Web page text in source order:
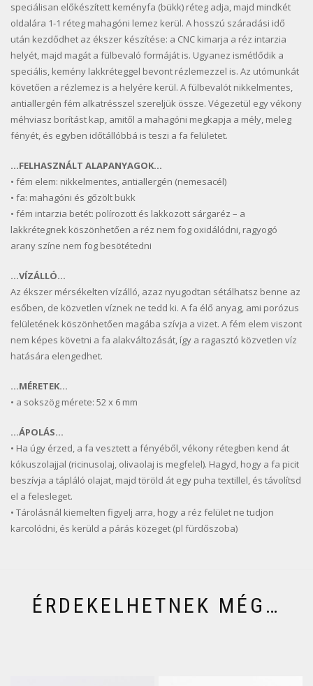
speciálisan előkészített keményfa (bükk) réteg adja, majd mindkét
oldalára 1-1 réteg mahagóni lemez kerül. A hosszú száradási idő
után kezdődhet az ékszer készítése: a CNC kimarja a réz intarzia
helyét, majd magát a fülbevaló formáját is. Ugyanez ismétlődik a
speciális, kemény lakkréteggel bevont rézlemezzel is. Az utómunkát
követően a rézlemez is a helyére kerül. A fülbevalót nikkelmentes,
antiallergén fém alkatrésszel szereljük össze. Végezetül egy vékony
méhviasz borítást kap, amitől a mahagóni megkapja a mély, meleg
fényét, és egyben időtállóbbá is teszi a fa felületet.
…FELHASZNÁLT ALAPANYAGOK…
• fém elem: nikkelmentes, antiallergén (nemesacél)
• fa: mahagóni és gőzölt bükk
• fém intarzia betét: polírozott és lakkozott sárgaréz – a
lakkrétegnek köszönhetően a réz nem fog oxidálódni, ragyogó
arany színe nem fog besötétedni
…VÍZÁLLÓ…
Az ékszer mérsékelten vízálló, azaz nyugodtan sétálhatsz benne az
esőben, de közvetlen víznek ne tedd ki. A fa élő anyag, ami porózus
felületének köszönhetően magába szívja a vizet. A fém elem viszont
nem képes követni a fa alakváltozását, így a ragasztó közvetlen víz
hatására elengedhet.
…MÉRETEK…
• a sokszög mérete: 52 x 6 mm
…ÁPOLÁS…
• Ha úgy érzed, a fa vesztett a fényéből, vékony rétegben kend át
kókuszolajjal (ricinusolaj, olivaolaj is megfelel). Hagyd, hogy a fa picit
beszívja a tápláló olajat, majd töröld át egy puha textillel, és távolítsd
el a felesleget.
• Tárolásnál kiemelten figyelj arra, hogy a réz felület ne tudjon
karcolódni, és kerüld a párás közeget (pl fürdőszoba)
ÉRDEKELHETNEK MÉG…